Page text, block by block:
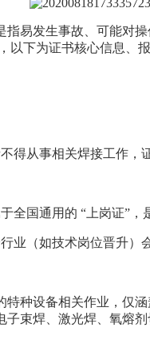
易发生事故、可能对
下为证书核心信息、报
从事相关焊接工作，
国通用的 “上岗证”
（如技术岗位晋升）
种设备相关作业，仅
束焊、激光焊、氧熔